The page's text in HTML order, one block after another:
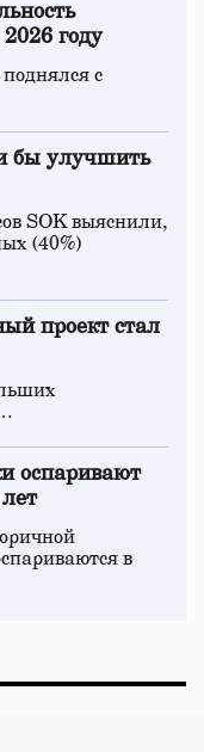
году
с
бы улучшить
SOK выяснили,
(40%)
проект стал
оспаривают
в